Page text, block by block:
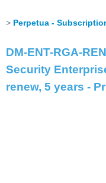
Perpetua -
DM-ENT-RGA-
Security
renew, 5 years -